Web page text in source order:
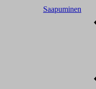
Saapuminen